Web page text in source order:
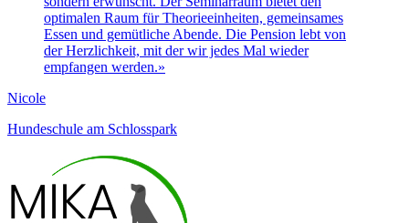
optimalen Raum für Theorieeinheiten, gemeinsames
Essen und gemütliche Abende. Die Pension lebt von
der Herzlichkeit, mit der wir jedes Mal wieder
empfangen werden.»
Nicole
Hundeschule am Schlosspark